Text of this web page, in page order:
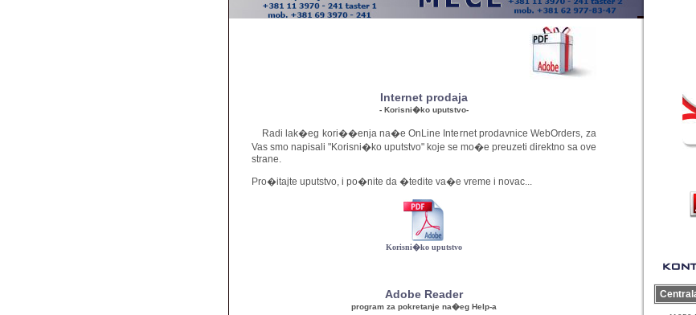
Internet prodaja
- Korisni�ko uputstvo-
Radi lak�eg kori��enja na�e OnLine Internet prodavnice WebOrders, za
Vas smo napisali "Korisni�ko uputstvo" koje se mo�e preuzeti direktno sa ove
strane.
Pro�itajte uputstvo, i po�nite da �tedite va�e vreme i novac...
Korisni�ko uputstvo
Adobe Reader
program za pokretanje na�eg Help-a